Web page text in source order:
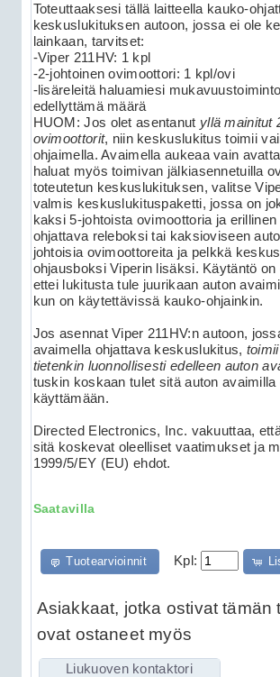
Toteuttaaksesi tällä laitteella kauko-
keskuslukituksen autoon, jossa ei ole
lainkaan, tarvitset:
-Viper 211HV: 1 kpl
-2-johtoinen ovimoottori: 1 kpl/ovi
-lisäreleitä haluamiesi
edellyttämä määrä
HUOM: Jos olet asentanut yllä mainitut
ovimoottorit, niin keskuslukitus toimii
ohjaimella. Avaimella aukeaa vain
haluat myös toimivan jälkiasennetuilla
toteutetun keskuslukituksen, valitse
valmis keskuslukituspaketti, jossa on
kaksi 5-johtoista ovimoottoria ja
ohjattava releboksi tai kaksioviseen
johtoisia ovimoottoreita ja pelkkä
ohjausboksi Viperin lisäksi. Käytäntö on
ettei lukitusta tule juurikaan auton
kun on käytettävissä kauko-ohjainkin.
Jos asennat Viper 211HV:n autoon,
avaimella ohjattava keskuslukitus,
tietenkin luonnollisesti edelleen auton
tuskin koskaan tulet sitä auton avaimilla
käyttämään.
Directed Electronics, Inc. vakuuttaa,
sitä koskevat oleelliset vaatimukset ja
1999/5/EY (EU) ehdot.
Saatavilla
Kpl:
Tuotearvioinnit
Asiakkaat, jotka ostivat tämän
ovat ostaneet myös
Liukuoven kontaktori